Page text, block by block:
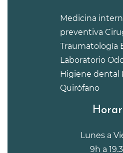
Medicina
preventiva
Traumatología
Laboratorio
Higiene dental
Quirófano
Lunes a
9h a